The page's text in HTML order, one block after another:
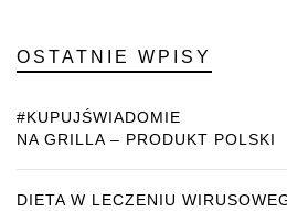
OSTATNIE WPISY
#KUPUJŚWIADOMIE
NA GRILLA – PRODUKT POLSKI
DIETA W LECZENIU